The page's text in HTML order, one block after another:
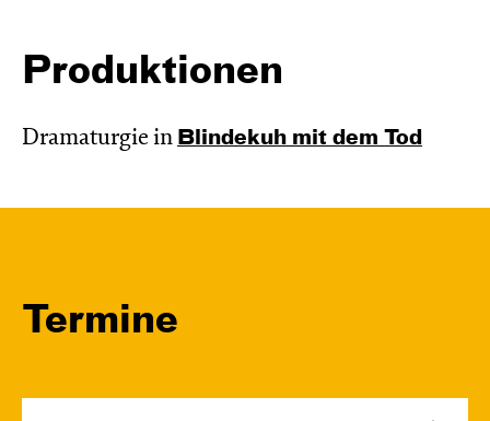
Produktionen
Dramaturgie in Blinde­kuh mit dem Tod
Termine